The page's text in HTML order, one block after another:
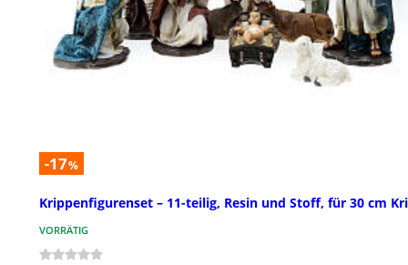
-17%
Krippenfigurenset – 11-teilig, Resin und Stoff, für 30 cm
VORRÄTIG